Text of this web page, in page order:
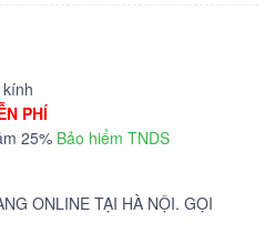
PHÍ
25% Bảo hiểm TNDS
ONLINE TẠI HÀ NỘI. GỌI